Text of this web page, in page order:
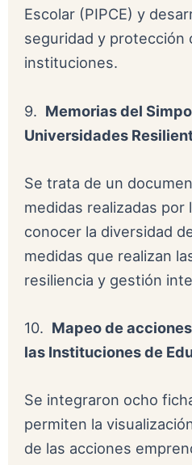
Escolar (PIPCE) y
seguridad y protección
instituciones.
9. Memorias del
Universidades
Se trata de un
medidas realizadas por
conocer la diversidad
medidas que realizan
resiliencia y gestión
10. Mapeo de
las Instituciones de
Se integraron ocho
permiten la
de las acciones